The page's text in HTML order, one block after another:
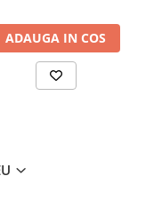
ADAUGA IN COS